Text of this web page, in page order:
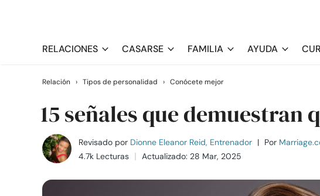
RELACIONES CASARSE FAMILIA AYUDA
Relación › Tipos de personalidad › Conócete mejor
15 señales que demuestran
Revisado por Dionne Eleanor Reid, Entrenador | Por
4.7k Lecturas
Actualizado: 28 Mar, 2025